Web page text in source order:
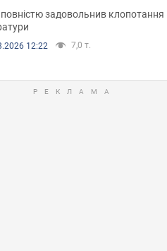
задовольнив клопотання
12:22 7,0 т.